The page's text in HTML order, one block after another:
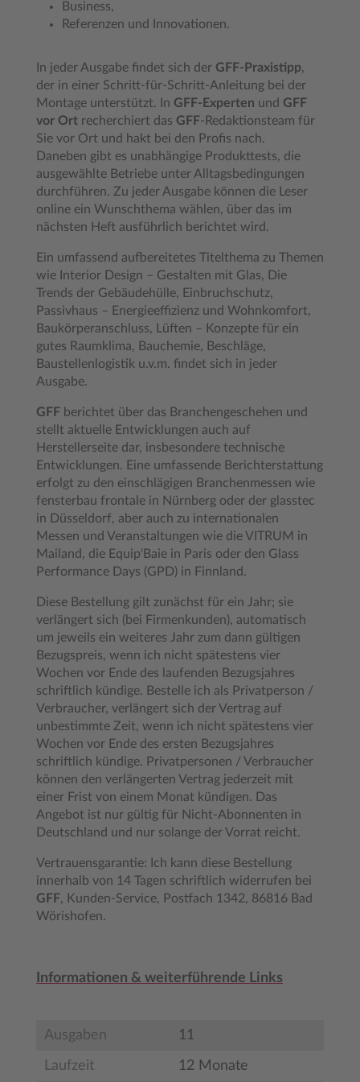
Business,
Referenzen und Innovationen.
In jeder Ausgabe findet sich der GFF-Praxistipp,
der in einer Schritt-für-Schritt-Anleitung bei der
Montage unterstützt. In GFF-Experten und GFF
vor Ort recherchiert das GFF-Redaktionsteam für
Sie vor Ort und hakt bei den Profis nach.
Daneben gibt es unabhängige Produkttests, die
ausgewählte Betriebe unter Alltagsbedingungen
durchführen. Zu jeder Ausgabe können die Leser
online ein Wunschthema wählen, über das im
nächsten Heft ausführlich berichtet wird.
Ein umfassend aufbereitetes Titelthema zu Themen
wie Interior Design – Gestalten mit Glas, Die
Trends der Gebäudehülle, Einbruchschutz,
Passivhaus – Energieeffizienz und Wohnkomfort,
Baukörperanschluss, Lüften – Konzepte für ein
gutes Raumklima, Bauchemie, Beschläge,
Baustellenlogistik u.v.m. findet sich in jeder
Ausgabe.
GFF berichtet über das Branchengeschehen und
stellt aktuelle Entwicklungen auch auf
Herstellerseite dar, insbesondere technische
Entwicklungen. Eine umfassende Berichterstattung
erfolgt zu den einschlägigen Branchenmessen wie
fensterbau frontale in Nürnberg oder der glasstec
in Düsseldorf, aber auch zu internationalen
Messen und Veranstaltungen wie die VITRUM in
Mailand, die Equip‘Baie in Paris oder den Glass
Performance Days (GPD) in Finnland.
Diese Bestellung gilt zunächst für ein Jahr; sie
verlängert sich (bei Firmenkunden), automatisch
um jeweils ein weiteres Jahr zum dann gültigen
Bezugspreis, wenn ich nicht spätestens vier
Wochen vor Ende des laufenden Bezugsjahres
schriftlich kündige. Bestelle ich als Privatperson /
Verbraucher, verlängert sich der Vertrag auf
unbestimmte Zeit, wenn ich nicht spätestens vier
Wochen vor Ende des ersten Bezugsjahres
schriftlich kündige. Privatpersonen / Verbraucher
können den verlängerten Vertrag jederzeit mit
einer Frist von einem Monat kündigen. Das
Angebot ist nur gültig für Nicht-Abonnenten in
Deutschland und nur solange der Vorrat reicht.
Vertrauensgarantie: Ich kann diese Bestellung
innerhalb von 14 Tagen schriftlich widerrufen bei
GFF, Kunden-Service, Postfach 1342, 86816 Bad
Wörishofen.
Informationen & weiterführende Links
Ausgaben 11
Laufzeit 12 Monate